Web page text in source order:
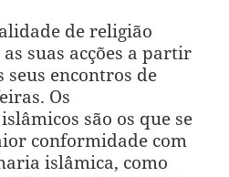
de religião
suas acções a partir
seus encontros de
Os
são os que se
conformidade com
islâmica, como